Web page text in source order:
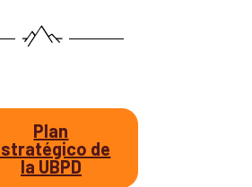
– Red de Apoyo Operativo para
dadas por desaparecidas
dadas por desaparecidas
de interés forense para la
Plan
de
la UBPD